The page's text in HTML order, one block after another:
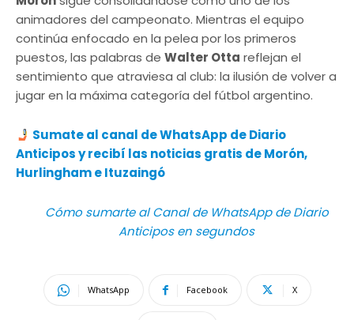
animadores del campeonato. Mientras el equipo
continúa enfocado en la pelea por los primeros
puestos, las palabras de Walter Otta reflejan el
sentimiento que atraviesa al club: la ilusión de volver a
jugar en la máxima categoría del fútbol argentino.
Sumate al canal de WhatsApp de Diario
Anticipos y recibí las noticias gratis de Morón,
Hurlingham e Ituzaingó
Cómo sumarte al Canal de WhatsApp de Diario
Anticipos en segundos
WhatsApp Facebook X